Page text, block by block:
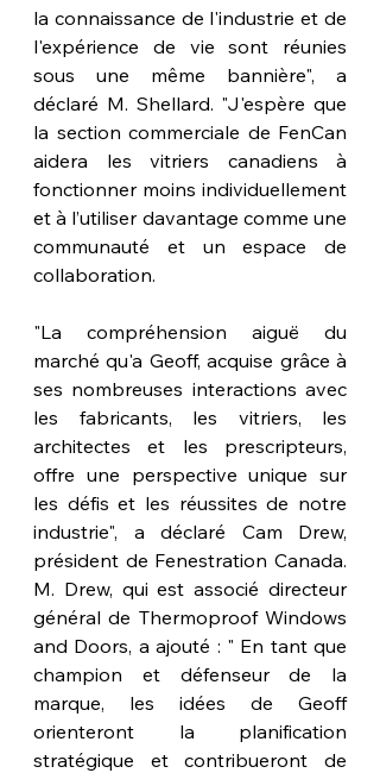
la connaissance de l'industrie et de
l'expérience de vie sont réunies
sous une même bannière", a
déclaré M. Shellard. "J'espère que
la section commerciale de FenCan
aidera les vitriers canadiens à
fonctionner moins individuellement
et à l’utiliser davantage comme une
communauté et un espace de
collaboration.
"La compréhension aiguë du
marché qu'a Geoff, acquise grâce à
ses nombreuses interactions avec
les fabricants, les vitriers, les
architectes et les prescripteurs,
offre une perspective unique sur
les défis et les réussites de notre
industrie", a déclaré Cam Drew,
président de Fenestration Canada.
M. Drew, qui est associé directeur
général de Thermoproof Windows
and Doors, a ajouté : " En tant que
champion et défenseur de la
marque, les idées de Geoff
orienteront la planification
stratégique et contribueront de